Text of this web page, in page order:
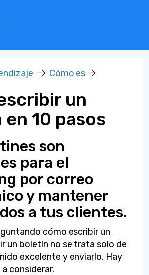
Cómo es
un
10 pasos
son
para el
por correo
y mantener
a tus clientes.
cómo escribir un
un boletín no se trata solo de
excelente y enviarlo. Hay
considerar.